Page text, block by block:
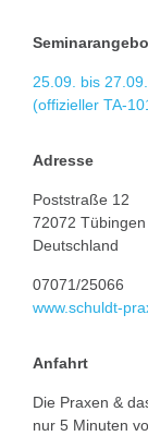
25.09. bis
(offizieller TA-
Adresse
Poststraße 12
72072 Tübingen
Deutschland
07071/25066
www.schuldt-
Anfahrt
Die Praxen &
nur 5 Minuten